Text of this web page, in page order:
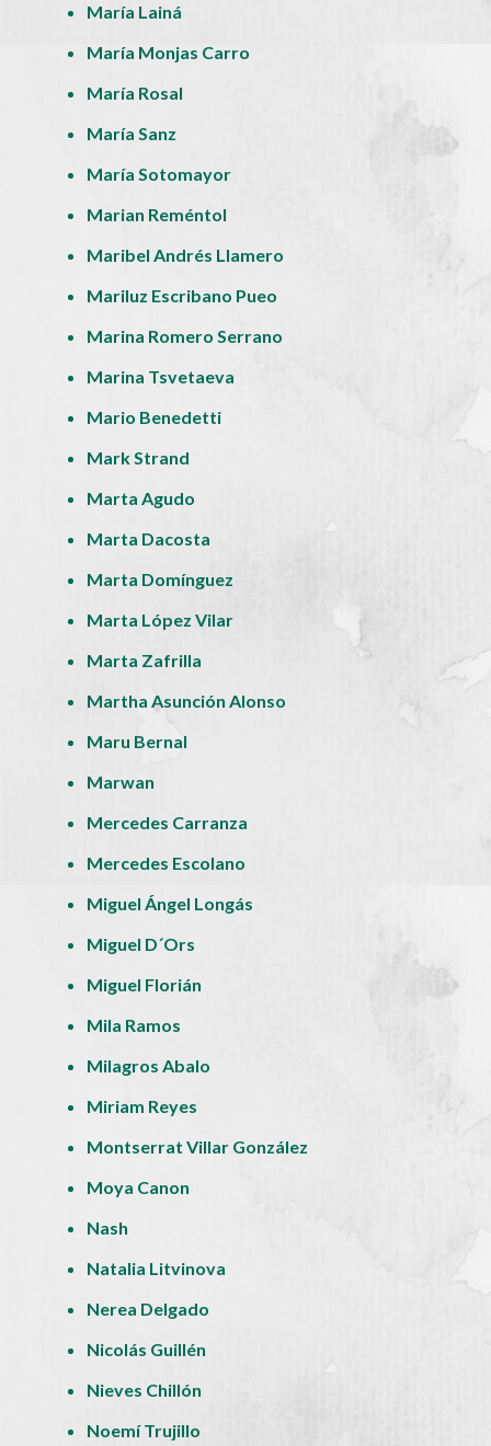
María Lainá
María Monjas Carro
María Rosal
María Sanz
María Sotomayor
Marian Reméntol
Maribel Andrés Llamero
Mariluz Escribano Pueo
Marina Romero Serrano
Marina Tsvetaeva
Mario Benedetti
Mark Strand
Marta Agudo
Marta Dacosta
Marta Domínguez
Marta López Vilar
Marta Zafrilla
Martha Asunción Alonso
Maru Bernal
Marwan
Mercedes Carranza
Mercedes Escolano
Miguel Ángel Longás
Miguel D´Ors
Miguel Florián
Mila Ramos
Milagros Abalo
Miriam Reyes
Montserrat Villar González
Moya Canon
Nash
Natalia Litvinova
Nerea Delgado
Nicolás Guillén
Nieves Chillón
Noemí Trujillo